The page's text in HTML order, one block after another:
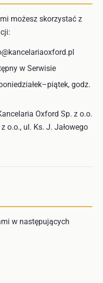
możesz skorzystać z
w Serwisie
godz.
Oxford Sp. z o.o.
o.o., ul. Ks. J. Jałowego
w następujących